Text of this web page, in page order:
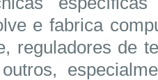
e fabrica
reguladores de